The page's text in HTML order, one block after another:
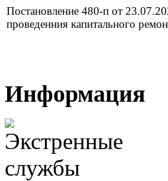
Постановление 480-п от
проведенния капитального
Информация